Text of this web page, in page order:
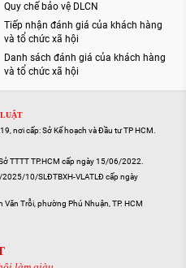
Quy chế bảo vệ DLCN
Tiếp nhận đánh giá của khách hàng
và tổ chức xã hội
Danh sách đánh giá của khách hàng
và tổ chức xã hội
nơi cấp: Sở Kế hoạch và Đầu tư TP HCM.
TTTT TP.HCM cấp ngày 15/06/2022.
10/SLĐTBXH-VLATLĐ cấp ngày
Trỗi, phường Phú Nhuận, TP. HCM